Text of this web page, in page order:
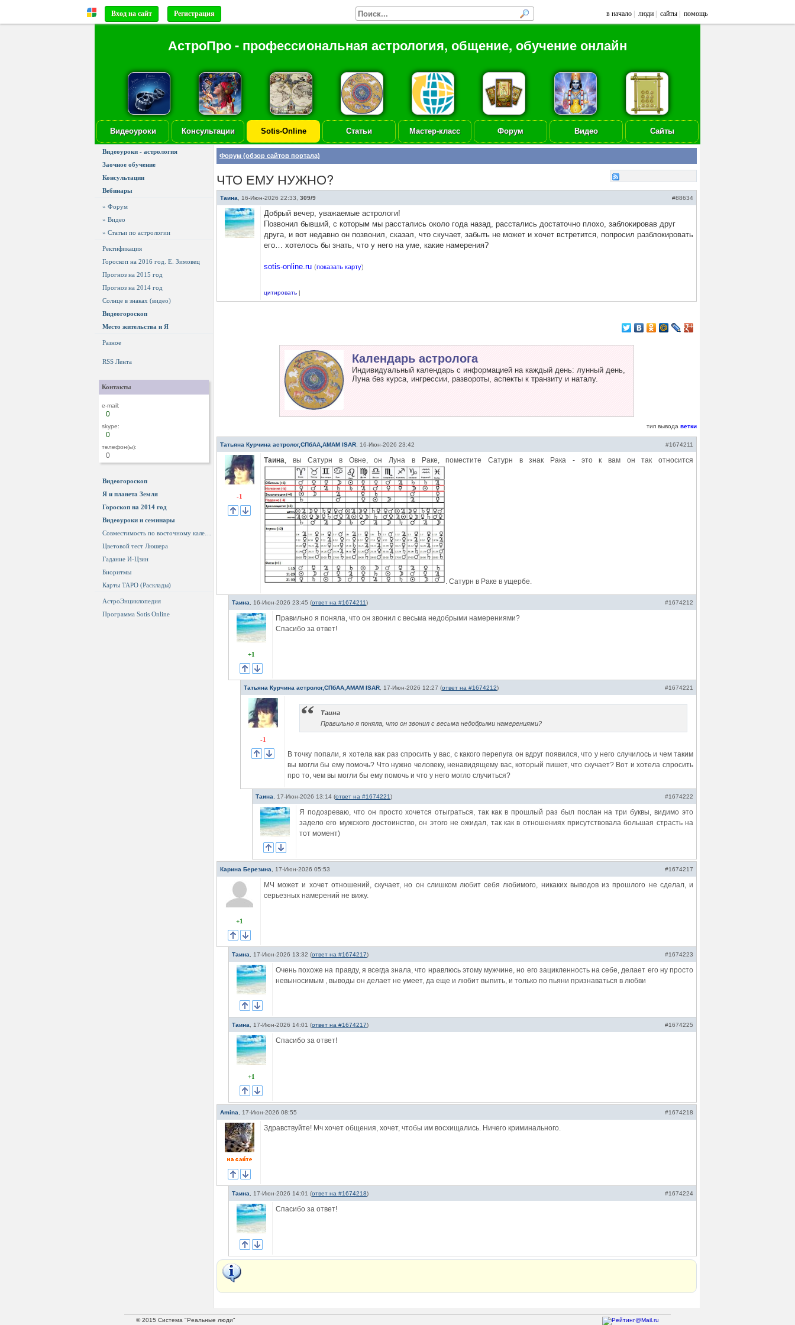
Вход на сайт Регистрация в начало люди сайты помощь
АстроПро - профессиональная астрология, общение, обучение онлайн
Видеоуроки Консультации Sotis-Online Статьи Мастер-класс Форум Видео Сайты
Видеоуроки - астрология
Заочное обучение
Консультации
Вебинары
» Форум
» Видео
» Статьи по астрологии
Ректификация
Гороскоп на 2016 год. Е. Зимовец
Прогноз на 2015 год
Прогноз на 2014 год
Солнце в знаках (видео)
Видеогороскоп
Место жительства и Я
Разное
RSS Лента
Контакты
e-mail:
0
skype:
0
телефон(ы):
0
Видеогороскоп
Я и планета Земля
Гороскоп на 2014 год
Видеоуроки и семинары
Цветовой тест Люшера
Гадание И-Цзин
Биоритмы
Карты ТАРО (Расклады)
АстроЭнциклопедия
Программа Sotis Online
Форум (обзор сайтов портала)
ЧТО ЕМУ НУЖНО?
#88634
Таина 16-Июн-2026 22:33 309/9
Добрый вечер, уважаемые астрологи!
Позвонил бывший, с которым мы расстались около года назад, расстались достаточно плохо, заблокировав друг
друга, и вот недавно он позвонил, сказал, что скучает, забыть не может и хочет встретится, попросил разблокировать
его… хотелось бы знать, что у него на уме, какие намерения?
sotis-online.ru (показать карту)
цитировать |
Календарь астролога
Индивидуальный календарь с информацией на каждый день: лунный день,
Луна без курса, ингрессии, развороты, аспекты к транзиту и наталу.
тип вывода ветки
#1674211
Татьяна Курчина астролог,СПбАА,АМАМ ISAR 16-Июн-2026 23:42
-1
Таина, вы Сатурн в Овне, он Луна в Раке, поместите Сатурн в знак Рака - это к вам он так относится
. Сатурн в Раке в ущербе.
#1674212
Таина 16-Июн-2026 23:45 (ответ на #1674211)
+1
Правильно я поняла, что он звонил с весьма недобрыми намерениями?
Спасибо за ответ!
#1674221
Татьяна Курчина астролог,СПбАА,АМАМ ISAR 17-Июн-2026 12:27 (ответ на #1674212)
-1
Таина
Правильно я поняла, что он звонил с весьма недобрыми намерениями?
В точку попали, я хотела как раз спросить у вас, с какого перепуга он вдруг появился, что у него случилось и чем таким
вы могли бы ему помочь? Что нужно человеку, ненавидящему вас, который пишет, что скучает? Вот и хотела спросить
про то, чем вы могли бы ему помочь и что у него могло случиться?
#1674222
Таина 17-Июн-2026 13:14 (ответ на #1674221)
Я подозреваю, что он просто хочется отыграться, так как в прошлый раз был послан на три буквы, видимо это
задело его мужского достоинство, он этого не ожидал, так как в отношениях присутствовала большая страсть на
тот момент)
#1674217
Карина Березина 17-Июн-2026 05:53
+1
МЧ может и хочет отношений, скучает, но он слишком любит себя любимого, никаких выводов из прошлого не сделал, и
серьезных намерений не вижу.
#1674223
Таина 17-Июн-2026 13:32 (ответ на #1674217)
Очень похоже на правду, я всегда знала, что нравлюсь этому мужчине, но его зацикленность на себе, делает его ну просто
невыносимым , выводы он делает не умеет, да еще и любит выпить, и только по пьяни признаваться в любви
#1674225
Таина 17-Июн-2026 14:01 (ответ на #1674217)
+1
Спасибо за ответ!
#1674218
Amina 17-Июн-2026 08:55
Здравствуйте! Мч хочет общения, хочет, чтобы им восхищались. Ничего криминального.
#1674224
Таина 17-Июн-2026 14:01 (ответ на #1674218)
Спасибо за ответ!
© 2015 Система "Реальные люди"